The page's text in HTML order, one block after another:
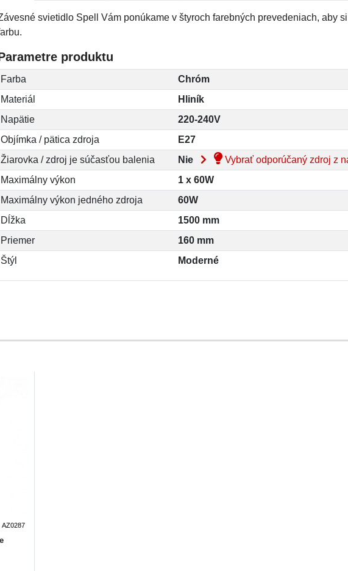
svietidlo Spell Vám ponúkame v štyroch farebných prevedeniach, aby
produktu
Farba
Chróm
Materiál
Hliník
Napätie
220-240V
Objímka / pätica zdroja
E27
Žiarovka / zdroj je súčasťou balenia
Nie
Vybrať odporúčaný zdroj z
Maximálny výkon
1 x 60W
Maximálny výkon jedného zdroja
60W
Dĺžka
1500 mm
Priemer
160 mm
Štýl
Moderné
AZ0287